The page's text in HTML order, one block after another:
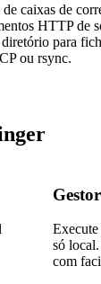
de caixas de
HTTP de
para
ou rsync.
só
com